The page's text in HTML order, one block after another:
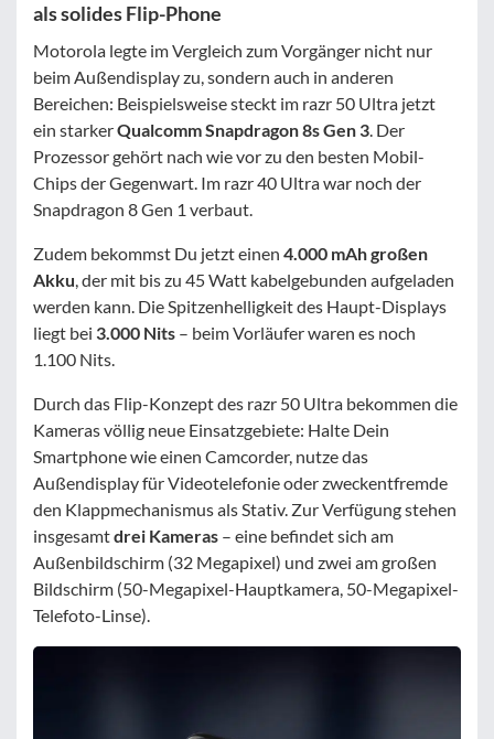
als solides Flip-Phone
Motorola legte im Vergleich zum Vorgänger nicht nur
beim Außendisplay zu, sondern auch in anderen
Bereichen: Beispielsweise steckt im razr 50 Ultra jetzt
ein starkerQualcomm Snapdragon 8s Gen 3. Der
Prozessor gehört nach wie vor zu den besten Mobil-
Chips der Gegenwart. Im razr 40 Ultra war noch der
Snapdragon 8 Gen 1 verbaut.
Zudem bekommst Du jetzt einen 4.000 mAh großen
Akku, der mit bis zu 45 Watt kabelgebunden aufgeladen
werden kann. Die Spitzenhelligkeit des Haupt-Displays
liegt bei 3.000 Nits – beim Vorläufer waren es noch
1.100 Nits.
Durch das Flip-Konzept des razr 50 Ultra bekommen die
Kameras völlig neue Einsatzgebiete: Halte Dein
Smartphone wie einen Camcorder, nutze das
Außendisplay für Videotelefonie oder zweckentfremde
den Klappmechanismus als Stativ. Zur Verfügung stehen
insgesamtdrei Kameras – eine befindet sich am
Außenbildschirm (32 Megapixel) und zwei am großen
Bildschirm (50-Megapixel-Hauptkamera, 50-Megapixel-
Telefoto-Linse).